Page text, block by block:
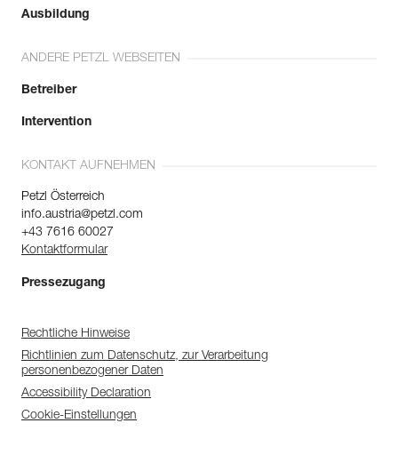
Ausbildung
ANDERE PETZL WEBSEITEN
Betreiber
Intervention
KONTAKT AUFNEHMEN
Petzl Österreich
info.austria@petzl.com
+43 7616 60027
Kontaktformular
Pressezugang
Rechtliche Hinweise
Richtlinien zum Datenschutz, zur Verarbeitung
personenbezogener Daten
Accessibility Declaration
Cookie-Einstellungen